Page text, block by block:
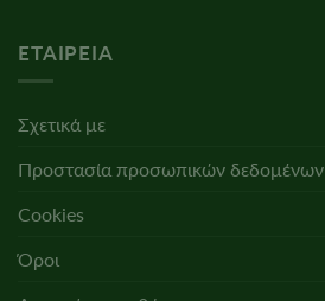
ΕΤΑΙΡΕΊΑ
Σχετικά με
Προστασία προσωπικών δεδομένων
Cookies
Όροι